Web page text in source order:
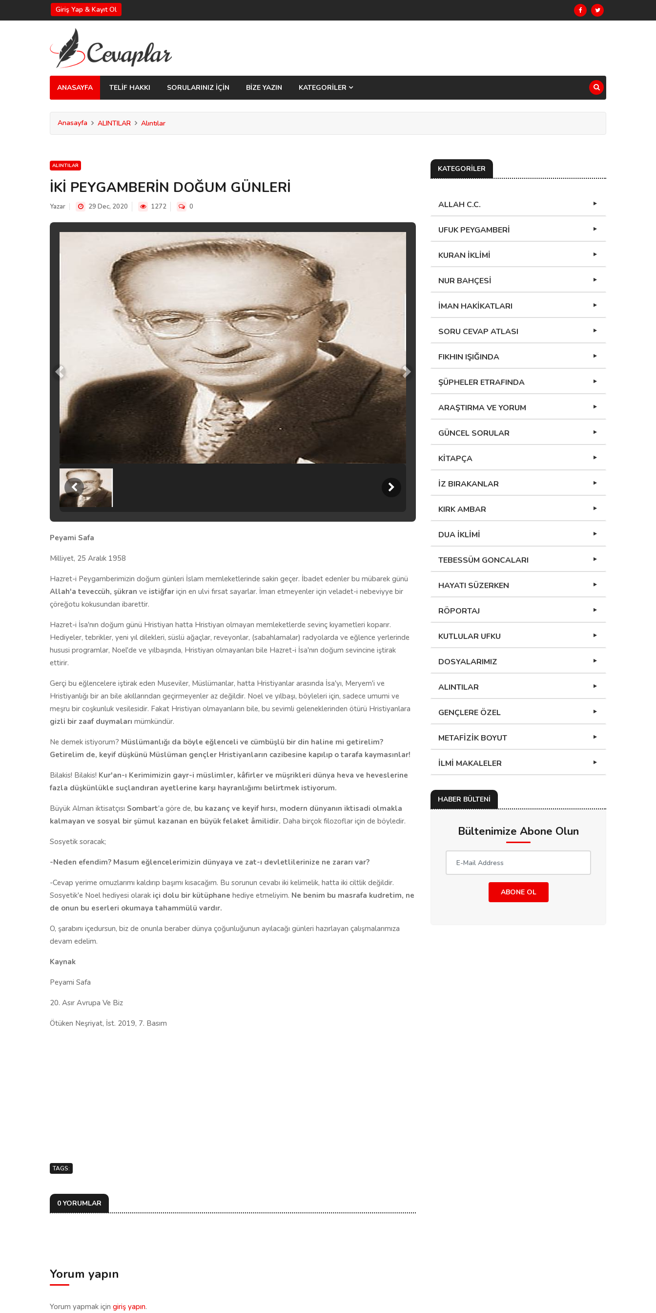
Giriş Yap & Kayıt Ol
ANASAYFA TELİF HAKKI SORULARINIZ İÇİN BİZE YAZIN KATEGORİLER
Anasayfa ALINTILAR Alıntılar
ALINTILAR
İKİ PEYGAMBERİN DOĞUM GÜNLERİ
Yazar 29 Dec, 2020 1272 0
Peyami Safa
Milliyet, 25 Aralık 1958
Hazret-i Peygamberimizin doğum günleri İslam memleketlerinde sakin geçer. İbadet edenler bu mübarek günü
Allah'a teveccüh, şükran ve istiğfar için en ulvi fırsat sayarlar. İman etmeyenler için veladet-i nebeviyye bir
çöreğotu kokusundan ibarettir.
Hazret-i İsa'nın doğum günü Hristiyan hatta Hristiyan olmayan memleketlerde sevinç kıyametleri koparır.
Hediyeler, tebrikler, yeni yıl dilekleri, süslü ağaçlar, reveyonlar, (sabahlamalar) radyolarda ve eğlence yerlerinde
hususi programlar, Noel'de ve yılbaşında, Hristiyan olmayanları bile Hazret-i İsa'nın doğum sevincine iştirak
ettirir.
Gerçi bu eğlencelere iştirak eden Museviler, Müslümanlar, hatta Hristiyanlar arasında İsa'yı, Meryem'i ve
Hristiyanlığı bir an bile akıllarından geçirmeyenler az değildir. Noel ve yılbaşı, böyleleri için, sadece umumi ve
meşru bir coşkunluk vesilesidir. Fakat Hristiyan olmayanların bile, bu sevimli geleneklerinden ötürü Hristiyanlara
gizli bir zaaf duymaları mümkündür.
Ne demek istiyorum? Müslümanlığı da böyle eğlenceli ve cümbüşlü bir din haline mi getirelim?
Getirelim de, keyif düşkünü Müslüman gençler Hristiyanların cazibesine kapılıp o tarafa kaymasınlar!
Bilakis! Bilakis! Kur'an-ı Kerimimizin gayr-i müslimler, kâfirler ve müşrikleri dünya heva ve heveslerine
fazla düşkünlükle suçlandıran ayetlerine karşı hayranlığımı belirtmek istiyorum.
Büyük Alman iktisatçısı Sombart'a göre de, bu kazanç ve keyif hırsı, modern dünyanın iktisadi olmakla
kalmayan ve sosyal bir şümul kazanan en büyük felaket âmilidir. Daha birçok filozoflar için de böyledir.
Sosyetik soracak;
-Neden efendim? Masum eğlencelerimizin dünyaya ve zat-ı devletlilerinize ne zararı var?
-Cevap yerime omuzlarımı kaldırıp başımı kısacağım. Bu sorunun cevabı iki kelimelik, hatta iki ciltlik değildir.
Sosyetik'e Noel hediyesi olarak içi dolu bir kütüphane hediye etmeliyim. Ne benim bu masrafa kudretim, ne
de onun bu eserleri okumaya tahammülü vardır.
O, şarabını içedursun, biz de onunla beraber dünya çoğunluğunun ayılacağı günleri hazırlayan çalışmalarımıza
devam edelim.
Kaynak
Peyami Safa
20. Asır Avrupa Ve Biz
Ötüken Neşriyat, İst. 2019, 7. Basım
TAGS:
0 YORUMLAR
Yorum yapın
Yorum yapmak için giriş yapın.
KATEGORİLER
ALLAH C.C.
UFUK PEYGAMBERİ
KURAN İKLİMİ
NUR BAHÇESİ
İMAN HAKİKATLARI
SORU CEVAP ATLASI
FIKHIN IŞIĞINDA
ŞÜPHELER ETRAFINDA
ARAŞTIRMA VE YORUM
GÜNCEL SORULAR
KİTAPÇA
İZ BIRAKANLAR
KIRK AMBAR
DUA İKLİMİ
TEBESSÜM GONCALARI
HAYATI SÜZERKEN
RÖPORTAJ
KUTLULAR UFKU
DOSYALARIMIZ
ALINTILAR
GENÇLERE ÖZEL
METAFİZİK BOYUT
İLMİ MAKALELER
HABER BÜLTENİ
Bültenimize Abone Olun
ABONE OL